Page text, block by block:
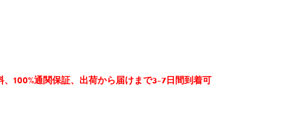
100%通関保証、出荷から届けまで3-7日間到着可